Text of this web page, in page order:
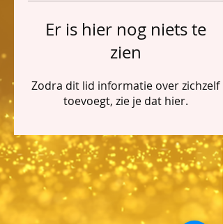
Er is hier nog niets te
zien
Zodra dit lid informatie over zichzelf
toevoegt, zie je dat hier.